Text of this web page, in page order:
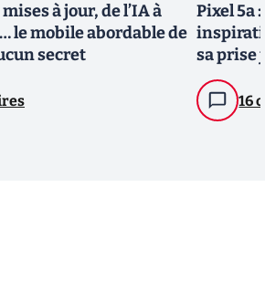
à jour, de l’IA à
le mobile abordable de
secret
Pixel 5a
sa prise
16